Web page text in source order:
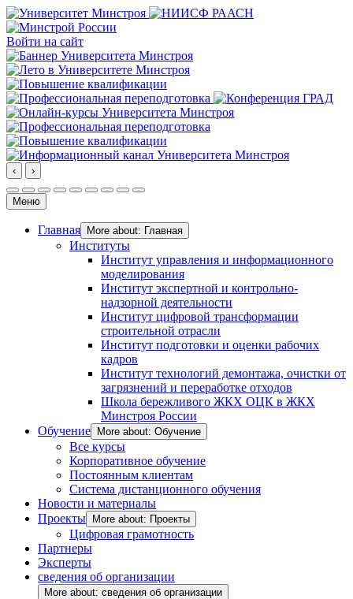
Войти на сайт
‹ ›
Меню
Главная More about: Главная
Институты
Институт управления и информационного
моделирования
Институт экспертной и контрольно-
надзорной деятельности
Институт цифровой трансформации
строительной отрасли
Институт подготовки и оценки рабочих
кадров
Институт технологий демонтажа, очистки от
загрязнений и переработке отходов
Школа бережливого ЖКХ ОЦК в ЖКХ
Минстроя России
Обучение
More about: Обучение
Все курсы
Корпоративное обучение
Постоянным клиентам
Система дистанционного обучения
Новости и материалы
Проекты
More about: Проекты
Цифровая грамотность
Партнеры
Эксперты
сведения об организации
More about: сведения об организации